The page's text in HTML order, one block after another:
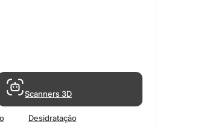
Desidratação
Scanners 3D